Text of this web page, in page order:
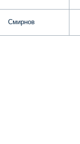
Смирнов